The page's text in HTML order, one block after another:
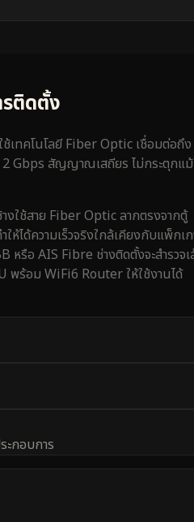
ติดตั้ง
เทคโนโลยี Fiber Optic เชื่อมต่อถึง
2 Gbps สัญญาณเสถียร ไม่กระตุกแ
งใช้สาย Fiber Optic ลากตรงจากตู้
ห้ได้ความเร็วจริงใกล้เคียงกับแพ็กเ
หรือ AIS Fibre ช่างติดตั้งจะสำรวจ
พร้อม WiFi6 Router ให้ใช้งานได้
ะกอบการ